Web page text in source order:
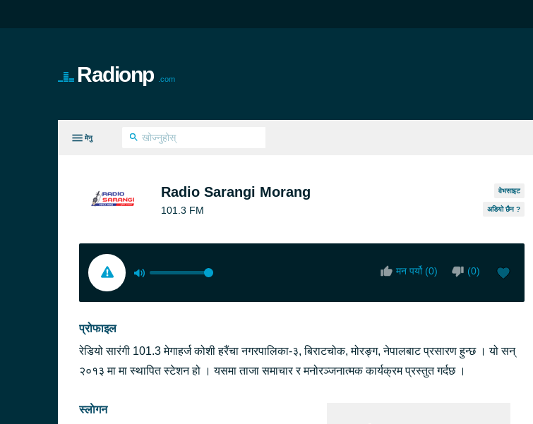
Radionp .com
मेनु
Radio Sarangi Morang
101.3 FM
वेभसाइट
अडियो छैन ?
मन पर्यो (0) (0)
प्रोफाइल
रेडियो सारंगी 101.3 मेगाहर्ज कोशी हरैंचा नगरपालिका-३, बिराटचोक, मोरङ्ग, नेपालबाट प्रसारण हुन्छ । यो सन्
२०१३ मा मा स्थापित स्टेशन हो । यसमा ताजा समाचार र मनोरञ्जनात्मक कार्यक्रम प्रस्तुत गर्दछ ।
स्लाेगन